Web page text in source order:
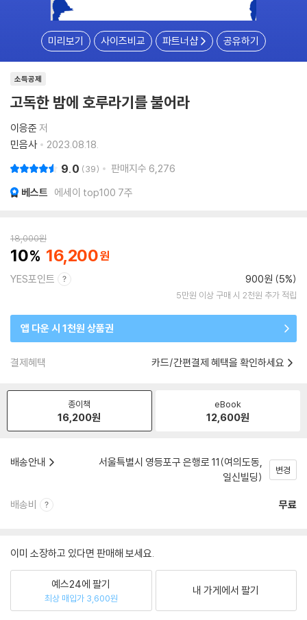
미리보기 사이즈비교 파트너샵 공유하기
소득공제
고독한 밤에 호루라기를 불어라
이응준 저
민음사
2023.08.18.
9.0 39 판매지수 6,276
베스트 에세이 top100 7주
18,000원
10 16,200
YES포인트 900원 (5%)
5만원 이상 구매 시 2천원 추가 적립
앱 다운 시 1천원 상품권
결제혜택 카드/간편결제 혜택을 확인하세요
종이책
16,200원
eBook
12,600원
배송안내
서울특별시 영등포구 은행로 11(여의도동,
일신빌딩)
변경
배송비 무료
이미 소장하고 있다면 판매해 보세요.
예스24에 팔기
최상 매입가 3,600원
내 가게에서 팔기